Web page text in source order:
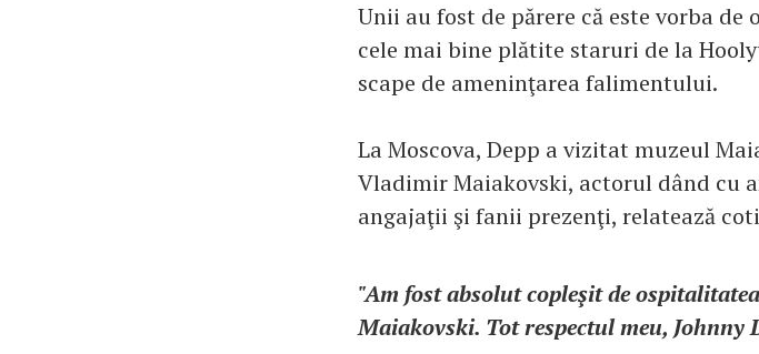
Unii au fost de părere că este vorba
cele mai bine plătite staruri de la
scape de ameninţarea falimentului.
La Moscova, Depp a vizitat muzeul
Vladimir Maiakovski, actorul dând cu
angajaţii şi fanii prezenţi, relatează
"Am fost absolut copleşit de
Maiakovski. Tot respectul meu, Johnny